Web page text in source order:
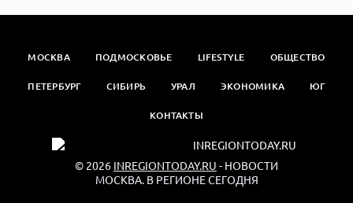
МОСКВА ПОДМОСКОВЬЕ LIFESTYLE ОБЩЕСТВО
ПЕТЕРБУРГ СИБИРЬ УРАЛ ЭКОНОМИКА ЮГ
КОНТАКТЫ
© 2026 INREGIONTODAY.RU - НОВОСТИ
МОСКВА. В РЕГИОНЕ СЕГОДНЯ